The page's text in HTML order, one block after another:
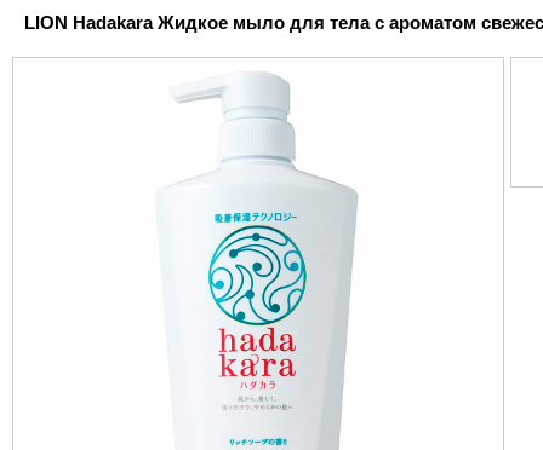
LION Hadakara Жидкое мыло для тела с ароматом